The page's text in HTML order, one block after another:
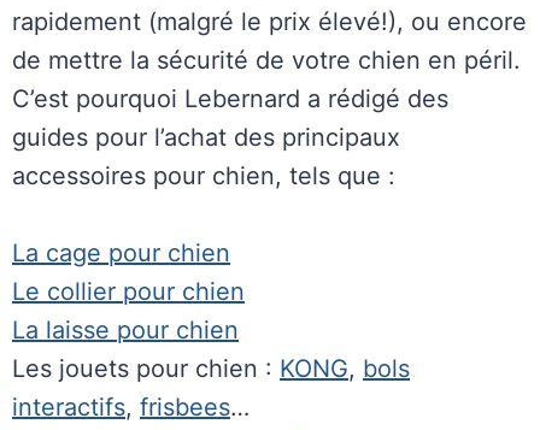
rapidement (malgré le prix élevé!), ou encore
de mettre la sécurité de votre chien en péril.
C’est pourquoi Lebernard a rédigé des
guides pour l’achat des principaux
accessoires pour chien, tels que :
La cage pour chien
Le collier pour chien
La laisse pour chien
Les jouets pour chien : KONG, bols
interactifs, frisbees…